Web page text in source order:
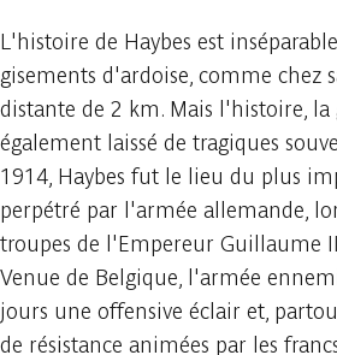
L'histoire de Haybes est
gisements d'ardoise, comme chez
distante de 2 km. Mais l'histoire, la
également laissé de tragiques
1914, Haybes fut le lieu du plus
perpétré par l'armée allemande,
troupes de l'Empereur Guillaume
Venue de Belgique, l'armée
jours une offensive éclair et,
de résistance animées par les